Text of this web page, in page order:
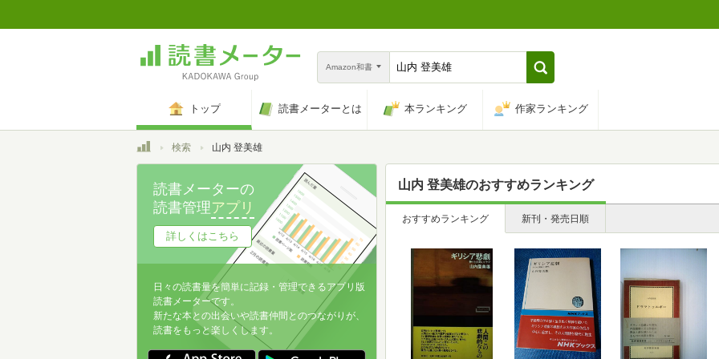
Amazon和書
トップ 読書メーターとは 本ランキング 作家ランキング
トップ検索 山内 登美雄
山内 登美雄のおすすめランキング
おすすめランキング 新刊・発売日順
読書メーターの
読書管理アプリ
詳しくはこちら
日々の読書量を簡単に記録・管理できるアプリ版
読書メーターです。
新たな本との出会いや読書仲間とのつながりが、
読書をもっと楽しくします。